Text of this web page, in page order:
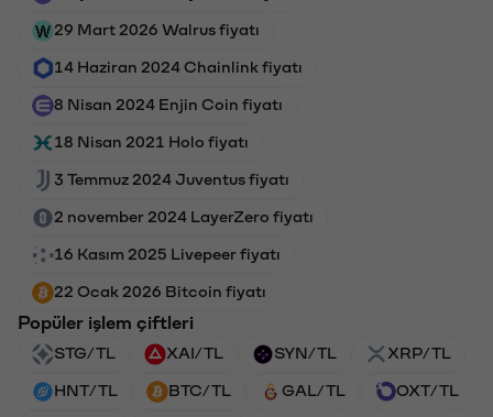
29 Mart 2026 Walrus fiyatı
14 Haziran 2024 Chainlink fiyatı
8 Nisan 2024 Enjin Coin fiyatı
18 Nisan 2021 Holo fiyatı
3 Temmuz 2024 Juventus fiyatı
2 november 2024 LayerZero fiyatı
16 Kasım 2025 Livepeer fiyatı
22 Ocak 2026 Bitcoin fiyatı
Popüler işlem çiftleri
STG/TL XAI/TL SYN/TL XRP/TL
HNT/TL BTC/TL GAL/TL OXT/TL